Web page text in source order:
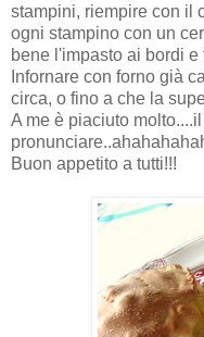
stampini, riempire con il
ogni stampino con un
bene l'impasto ai bordi
Infornare con forno già
circa, o fino a che la
A me è piaciuto
Buon appetito a tutti!!!